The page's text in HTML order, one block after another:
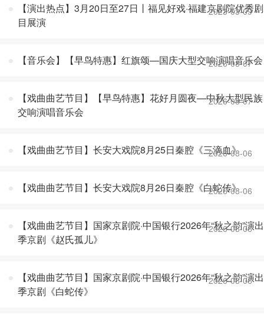
【演出热点】3月20日至27日丨福见好戏·福建京剧院优秀剧
目展演
2023-03-09
【音乐会】【早鸟特惠】红旗颂—国庆大型交响演唱音乐会
2026-08-07
【戏曲曲艺节目】【早鸟特惠】花好月圆夜—中秋大型民族
交响演唱音乐会
2026-08-07
【戏曲曲艺节目】长安大戏院8月25日秦腔《三滴血》
2026-08-06
【戏曲曲艺节目】长安大戏院8月26日秦腔《白蛇传》
2026-08-06
【戏曲曲艺节目】国家京剧院·中国银行2026年“秋之韵”演出
季京剧《赵氏孤儿》
2026-08-06
【戏曲曲艺节目】国家京剧院·中国银行2026年“秋之韵”演出
季京剧《白蛇传》
2026-08-06